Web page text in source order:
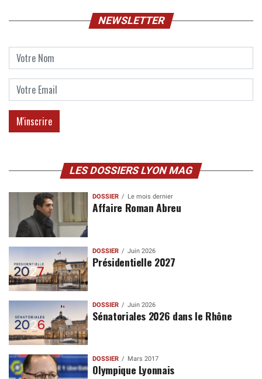
NEWSLETTER
LES DOSSIERS LYON MAG
DOSSIER Le mois dernier
Affaire Roman Abreu
DOSSIER Juin 2026
Présidentielle 2027
DOSSIER Juin 2026
Sénatoriales 2026 dans le Rhône
DOSSIER Mars 2017
Olympique Lyonnais